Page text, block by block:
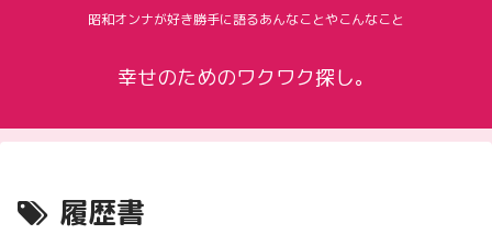
昭和オンナが好き勝手に語るあんなことやこんなこと
幸せのためのワクワク探し。
履歴書